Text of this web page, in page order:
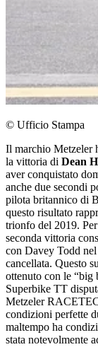
© Ufficio Stampa
Il marchio Metzeler
la vittoria di Dean
aver conquistato
anche due secondi
pilota britannico di
questo risultato
trionfo del 2019.
seconda vittoria
con Davey Todd nel
cancellata. Questo
ottenuto con le “big
Superbike TT
Metzeler
condizioni perfette
maltempo ha
stata notevolmente